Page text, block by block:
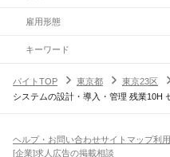
雇用形態
キーワード
バイトTOP 東京都 東京23区
システムの設計・導入・管理 残業10H
ヘルプ・お問い合わせサイトマップ利
[企業]求人広告の掲載相談